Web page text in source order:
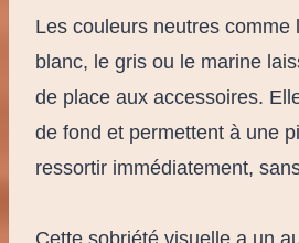
Les couleurs neutres comme
blanc, le gris ou le marine
de place aux accessoires.
de fond et permettent à une
ressortir immédiatement,